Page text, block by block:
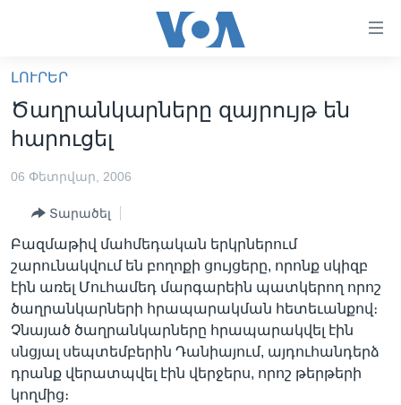
հիմնական
բովանդակությանը
անցնել
հիմնական
բովանդակությանը
բովանդակություն
ԼՈՒՐԵՐ
ՖԻԼՄԵՐ
ՖԻԼՄԵՐ
IN ENGLISH
ՄԵՐ ՄԱՍԻՆ
ՄԵՐ ՄԱՍԻՆ
«ԱՄԵՐԻԿԱՅԻ ՁԱՅՆ»-Ի ԿԱՆՈՆԱԴՐՈՒԹՅՈՒՆ
ԿԱՊ ՄԵԶ ՀԵՏ
ՈՒԿՐԱԻՆԱԿԱՆ ՊԱՏԵՐԱԶՄ
Learning English
ՀԵՏԵՒԵՔ ՄԵԶ
ԼՈՒՐԵՐ
Ծաղրանկարները զայրույթ են
հարուցել
06 Փետրվար, 2006
Տարածել
Բազմաթիվ մահմեդական երկրներում
շարունակվում են բողոքի ցույցերը, որոնք սկիզբ
էին առել Մուհամեդ մարգարեին պատկերող որոշ
ծաղրանկարների հրապարակման հետեւանքով։
Չնայած ծաղրանկարները հրապարակվել էին
սնցյալ սեպտեմբերին Դանիայում, այդուհանդերձ
դրանք վերատպվել էին վերջերս, որոշ թերթերի
կողմից։